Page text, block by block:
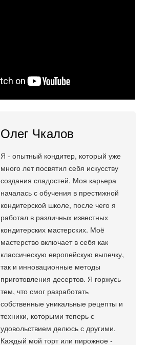
Олег Чкалов
Я - опытный кондитер, который уже
много лет посвятил себя искусству
создания сладостей. Моя карьера
началась с обучения в престижной
кондитерской школе, после чего я
работал в различных известных
кондитерских мастерских. Моё
мастерство включает в себя как
классическую европейскую выпечку,
так и инновационные методы
приготовления десертов. Я горжусь
тем, что смог разработать
собственные уникальные рецепты и
техники, которыми теперь с
удовольствием делюсь с другими.
Каждый мой торт или пирожное -